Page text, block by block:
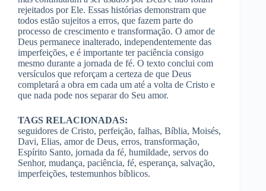
rejeitados por Ele. Essas histórias demonstram que
todos estão sujeitos a erros, que fazem parte do
processo de crescimento e transformação. O amor de
Deus permanece inalterado, independentemente das
imperfeições, e é importante ter paciência consigo
mesmo durante a jornada de fé. O texto conclui com
versículos que reforçam a certeza de que Deus
completará a obra em cada um até a volta de Cristo e
que nada pode nos separar do Seu amor.
TAGS RELACIONADAS:
seguidores de Cristo, perfeição, falhas, Bíblia, Moisés,
Davi, Elias, amor de Deus, erros, transformação,
Espírito Santo, jornada da fé, humildade, servos do
Senhor, mudança, paciência, fé, esperança, salvação,
imperfeições, testemunhos bíblicos.